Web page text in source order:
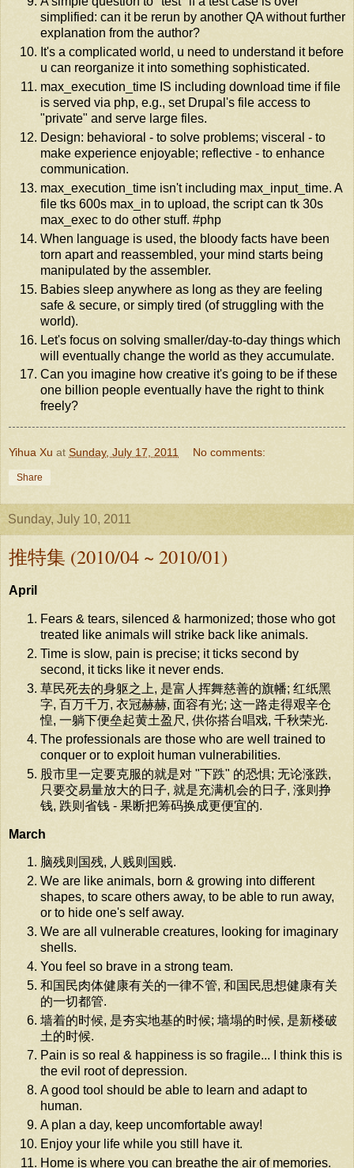
simplified: can it be rerun by another QA without further
explanation from the author?
It's a complicated world, u need to understand it before
u can reorganize it into something sophisticated.
max_execution_time IS including download time if file
is served via php, e.g., set Drupal's file access to
"private" and serve large files.
Design: behavioral - to solve problems; visceral - to
make experience enjoyable; reflective - to enhance
communication.
max_execution_time isn't including max_input_time. A
file tks 600s max_in to upload, the script can tk 30s
max_exec to do other stuff. #php
When language is used, the bloody facts have been
torn apart and reassembled, your mind starts being
manipulated by the assembler.
Babies sleep anywhere as long as they are feeling
safe & secure, or simply tired (of struggling with the
world).
Let's focus on solving smaller/day-to-day things which
will eventually change the world as they accumulate.
Can you imagine how creative it's going to be if these
one billion people eventually have the right to think
freely?
Yihua Xu at Sunday, July 17, 2011 No comments:
Share
Sunday, July 10, 2011
推特集 (2010/04 ~ 2010/01)
April
Fears & tears, silenced & harmonized; those who got
treated like animals will strike back like animals.
Time is slow, pain is precise; it ticks second by
second, it ticks like it never ends.
草民死去的身躯之上, 是富人挥舞慈善的旗幡; 红纸黑
字, 百万千万, 衣冠赫赫, 面容有光; 这一路走得艰辛仓
惶, 一躺下便垒起黄土盈尺, 供你搭台唱戏, 千秋荣光.
The professionals are those who are well trained to
conquer or to exploit human vulnerabilities.
股市里一定要克服的就是对 "下跌" 的恐惧; 无论涨跌,
只要交易量放大的日子, 就是充满机会的日子, 涨则挣
钱, 跌则省钱 - 果断把筹码换成更便宜的.
March
脑残则国残, 人贱则国贱.
We are like animals, born & growing into different
shapes, to scare others away, to be able to run away,
or to hide one's self away.
We are all vulnerable creatures, looking for imaginary
shells.
You feel so brave in a strong team.
和国民肉体健康有关的一律不管, 和国民思想健康有关
的一切都管.
墙着的时候, 是夯实地基的时候; 墙塌的时候, 是新楼破
土的时候.
Pain is so real & happiness is so fragile... I think this is
the evil root of depression.
A good tool should be able to learn and adapt to
human.
A plan a day, keep uncomfortable away!
Enjoy your life while you still have it.
Home is where you can breathe the air of memories.